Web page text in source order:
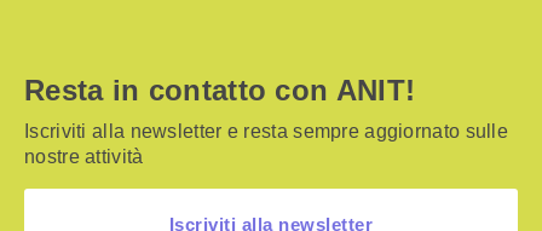
Resta in contatto con ANIT!
Iscriviti alla newsletter e resta sempre aggiornato sulle
nostre attività
Iscriviti alla newsletter